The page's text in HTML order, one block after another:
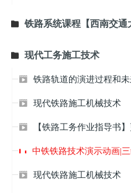
 铁路系统课程【西南交通
 现代工务施工技术
 铁路轨道的演进过程和
 现代铁路施工机械技术
 【铁路工务作业指导书
中铁铁路技术演示动画|
 现代铁路施工机械技术